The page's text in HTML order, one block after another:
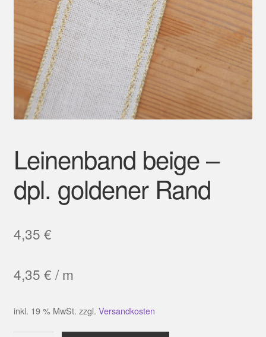
Leinenband beige –
dpl. goldener Rand
4,35 €
4,35 € /m
inkl. 19 % MwSt. zzgl. Versandkosten